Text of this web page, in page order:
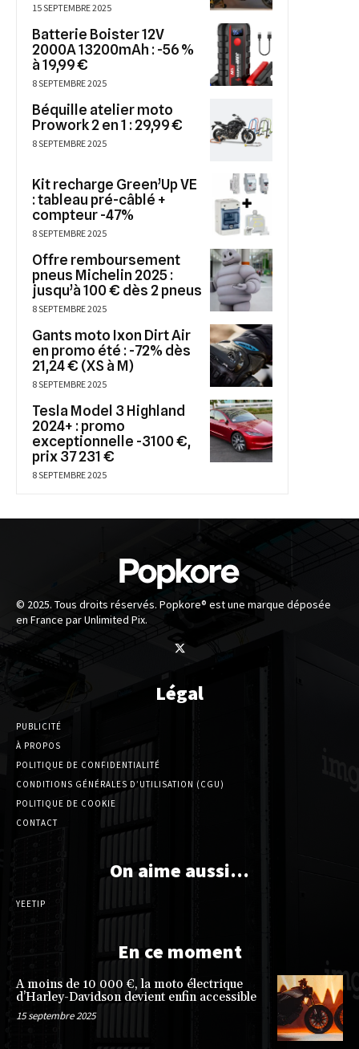
15 SEPTEMBRE 2025
Batterie Boister 12V
2000A 13200mAh : -56 %
à 19,99 €
8 SEPTEMBRE 2025
Béquille atelier moto
Prowork 2 en 1 : 29,99 €
8 SEPTEMBRE 2025
Kit recharge Green’Up VE
: tableau pré-câblé +
compteur -47%
8 SEPTEMBRE 2025
Offre remboursement
pneus Michelin 2025 :
jusqu’à 100 € dès 2 pneus
8 SEPTEMBRE 2025
Gants moto Ixon Dirt Air
en promo été : -72% dès
21,24 € (XS à M)
8 SEPTEMBRE 2025
Tesla Model 3 Highland
2024+ : promo
exceptionnelle -3100 €,
prix 37 231 €
8 SEPTEMBRE 2025
© 2025. Tous droits réservés. Popkore® est une marque déposée
en France par Unlimited Pix.
Légal
PUBLICITÉ
À PROPOS
POLITIQUE DE CONFIDENTIALITÉ
CONDITIONS GÉNÉRALES D’UTILISATION (CGU)
POLITIQUE DE COOKIE
CONTACT
On aime aussi…
YEETIP
En ce moment
A moins de 10 000 €, la moto électrique
d’Harley-Davidson devient enfin accessible
15 septembre 2025